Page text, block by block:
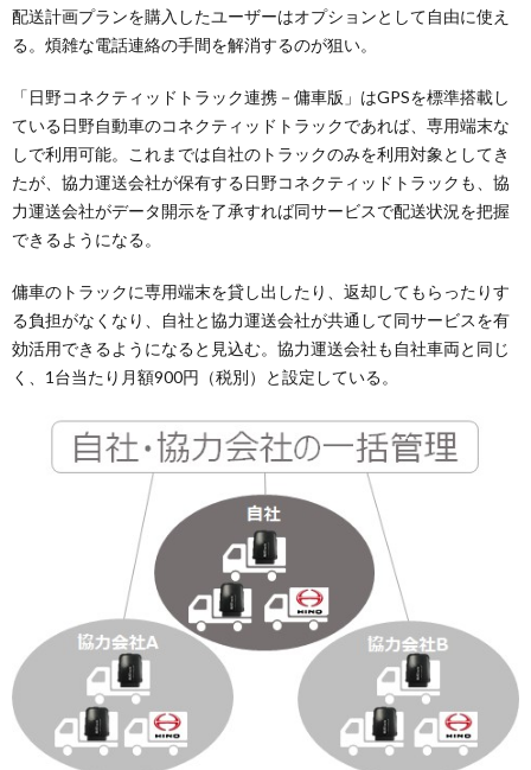
配送計画プランを購入したユーザーはオプションとして自由に使え
る。煩雑な電話連絡の手間を解消するのが狙い。
「日野コネクティッドトラック連携－傭車版」はGPSを標準搭載し
ている日野自動車のコネクティッドトラックであれば、専用端末な
しで利用可能。これまでは自社のトラックのみを利用対象としてき
たが、協力運送会社が保有する日野コネクティッドトラックも、協
力運送会社がデータ開示を了承すれば同サービスで配送状況を把握
できるようになる。
傭車のトラックに専用端末を貸し出したり、返却してもらったりす
る負担がなくなり、自社と協力運送会社が共通して同サービスを有
効活用できるようになると見込む。協力運送会社も自社車両と同じ
く、1台当たり月額900円（税別）と設定している。